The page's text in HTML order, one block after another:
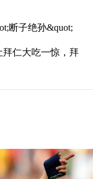
断子绝孙&quot;
拜仁大吃一惊，拜